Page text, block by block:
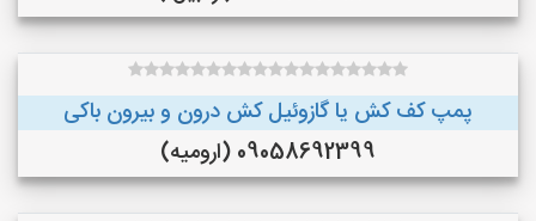
پمپ کف کش یا گازوئیل کش درون و بیرون باکی
09058692399 (ارومیه)